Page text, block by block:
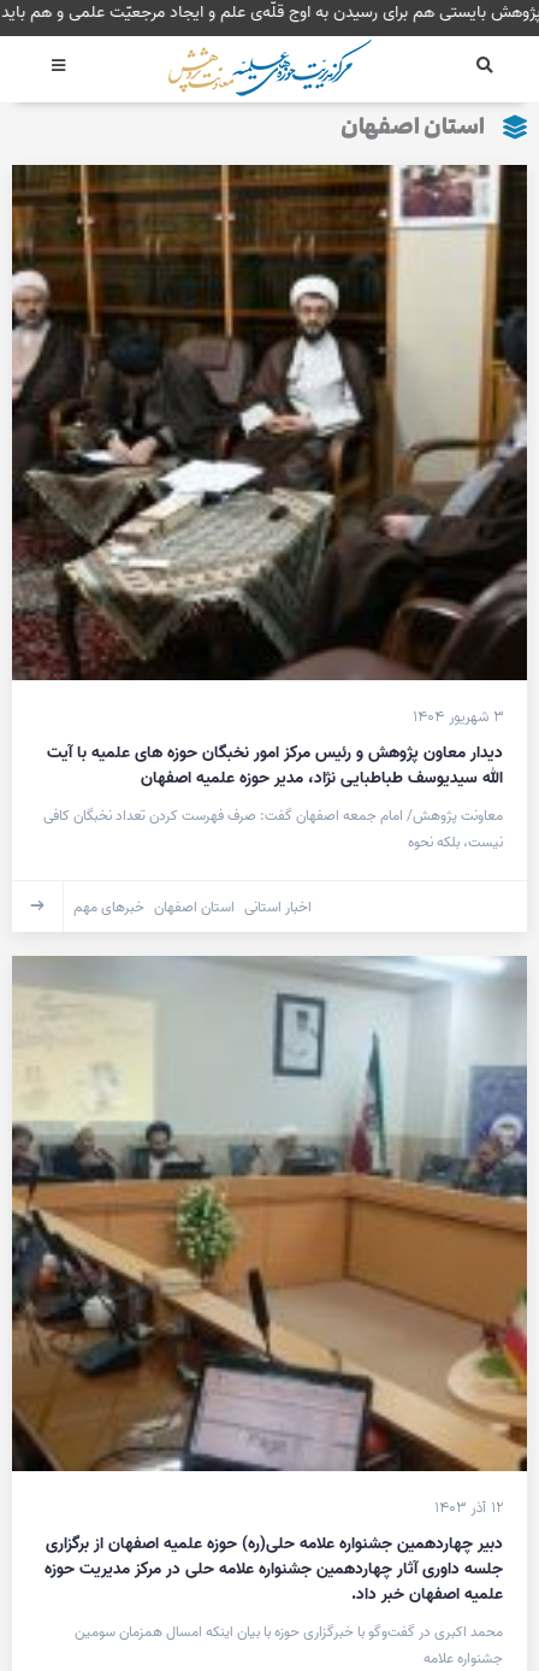
پرش
به
پژوهش بایستی هم برای رسیدن به اوج قلّه‌ی علم و ایجاد مرجعیّت
استان اصفهان
۳ شهریور ۱۴۰۴
دیدار معاون پژوهش و رئیس مرکز امور نخبگان حوزه های علمیه با آیت
الله سیدیوسف طباطبایی نژاد، مدیر حوزه علمیه اصفهان
معاونت پژوهش/ امام جمعه اصفهان گفت: صرف فهرست کردن تعداد نخبگان کافی
نیست، بلکه نحوه
اخبار استانی استان اصفهان خبرهای مهم
۱۲ آذر ۱۴۰۳
دبیر چهاردهمین جشنواره علامه حلی(ره) حوزه علمیه اصفهان از برگزاری
جلسه داوری آثار چهاردهمین جشنواره علامه حلی در مرکز مدیریت حوزه
علمیه اصفهان خبر داد.
محمد اکبری در گفت‌وگو با خبرگزاری حوزه با بیان اینکه امسال همزمان سومین
جشنواره علامه